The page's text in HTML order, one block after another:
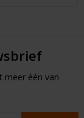
meer één van